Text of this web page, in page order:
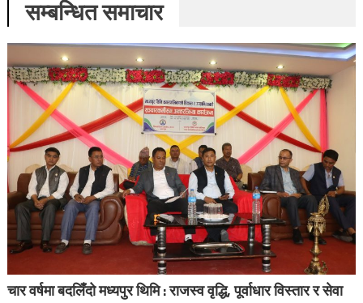
सम्बन्धित समाचार
चार वर्षमा बदलिँदो मध्यपुर थिमि : राजस्व वृद्धि, पूर्वाधार विस्तार र सेवा